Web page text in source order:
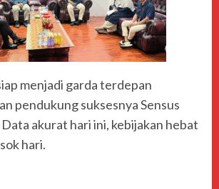
menjadi garda terdepan
pendukung suksesnya Sensus
akurat hari ini, kebijakan hebat
hari.